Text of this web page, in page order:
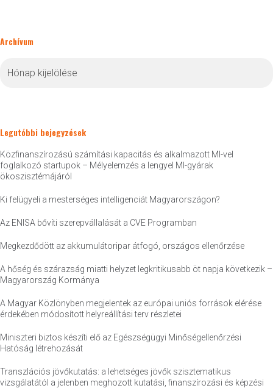
Archívum
Legutóbbi bejegyzések
Közfinanszírozású számítási kapacitás és alkalmazott MI-vel
foglalkozó startupok – Mélyelemzés a lengyel MI-gyárak
ökoszisztémájáról
Ki felügyeli a mesterséges intelligenciát Magyarországon?
Az ENISA bővíti szerepvállalását a CVE Programban
Megkezdődött az akkumulátoripar átfogó, országos ellenőrzése
A hőség és szárazság miatti helyzet legkritikusabb öt napja következik –
Magyarország Kormánya
A Magyar Közlönyben megjelentek az európai uniós források elérése
érdekében módosított helyreállítási terv részletei
Miniszteri biztos készíti elő az Egészségügyi Minőségellenőrzési
Hatóság létrehozását
Transzlációs jövőkutatás: a lehetséges jövők szisztematikus
vizsgálatától a jelenben meghozott kutatási, finanszírozási és képzési